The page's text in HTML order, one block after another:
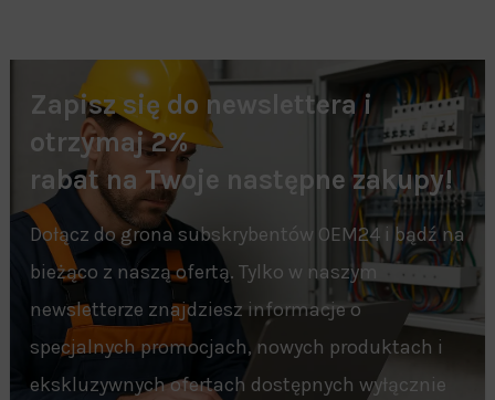
Zapisz się do newslettera i
otrzymaj 2%
rabat na Twoje następne zakupy!
Dołącz do grona subskrybentów OEM24 i bądź na
bieżąco z naszą ofertą. Tylko w naszym
newsletterze znajdziesz informacje o
specjalnych promocjach, nowych produktach i
ekskluzywnych ofertach dostępnych wyłącznie